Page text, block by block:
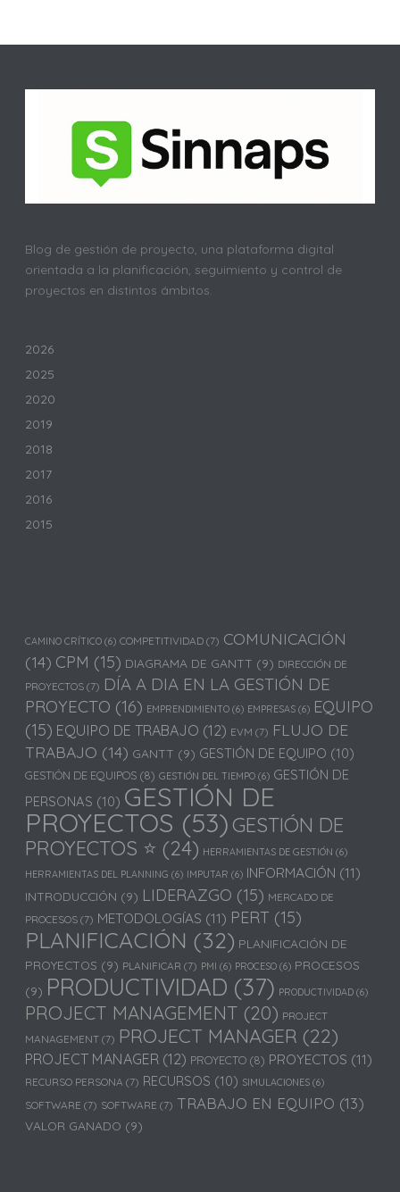
Blog de gestión de proyecto, una plataforma digital
orientada a la planificación, seguimiento y control de
proyectos en distintos ámbitos.
2026
2025
2020
2019
2018
2017
2016
2015
CAMINO CRÍTICO (6) COMPETITIVIDAD (7) COMUNICACIÓN
(14) CPM (15) DIAGRAMA DE GANTT (9) DIRECCIÓN DE
PROYECTOS (7) DÍA A DIA EN LA GESTIÓN DE
PROYECTO (16) EMPRENDIMIENTO (6) EMPRESAS (6) EQUIPO
(15) EQUIPO DE TRABAJO (12) EVM (7) FLUJO DE
TRABAJO (14) GANTT (9) GESTIÓN DE EQUIPO (10)
GESTIÓN DE EQUIPOS (8) GESTIÓN DEL TIEMPO (6) GESTIÓN DE
PERSONAS (10) GESTIÓN DE
PROYECTOS (53) GESTIÓN DE
PROYECTOS ⭐ (24) HERRAMIENTAS DE GESTIÓN (6)
HERRAMIENTAS DEL PLANNING (6) IMPUTAR (6) INFORMACIÓN (11)
INTRODUCCIÓN (9) LIDERAZGO (15) MERCADO DE
PROCESOS (7) METODOLOGÍAS (11) PERT (15)
PLANIFICACIÓN (32) PLANIFICACIÓN DE
PROYECTOS (9) PLANIFICAR (7) PMI (6) PROCESO (6) PROCESOS
(9) PRODUCTIVIDAD (37) PRODUCTIVIDAD (6)
PROJECT MANAGEMENT (20) PROJECT
MANAGEMENT (7) PROJECT MANAGER (22)
PROJECT MANAGER (12) PROYECTO (8) PROYECTOS (11)
RECURSO PERSONA (7) RECURSOS (10) SIMULACIONES (6)
SOFTWARE (7) SOFTWARE (7) TRABAJO EN EQUIPO (13)
VALOR GANADO (9)